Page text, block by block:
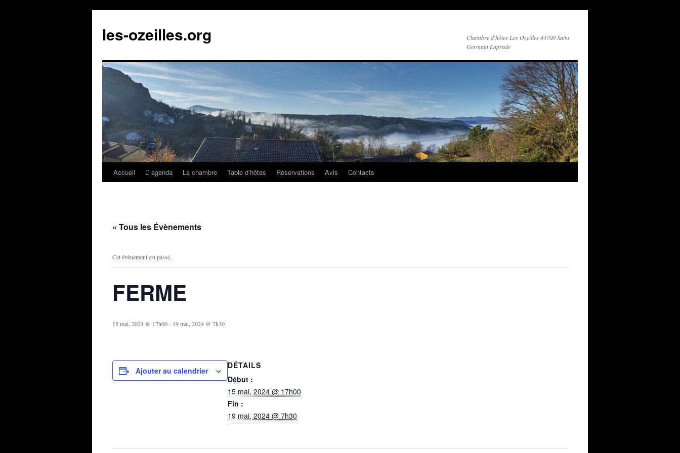
contenu
les-ozeilles.org
Chambre d'hôtes Les Ozeilles 43700 Saint
Germain Laprade
Accueil L’ agenda La chambre Table d’hôtes Réservations Avis Contacts
« Tous les Évènements
Cet évènement est passé.
FERME
15 mai, 2024 @ 17h00- 19 mai, 2024 @ 7h30
Ajouter au calendrier
DÉTAILS
Début :
15 mai, 2024 @ 17h00
Fin :
19 mai, 2024 @ 7h30